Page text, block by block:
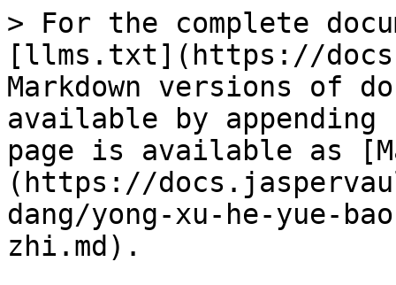
> For the complete
[llms.txt](https://
Markdown versions of
available by
page is available as
(https://
dang/yong-xu-he-yue-
zhi.md).